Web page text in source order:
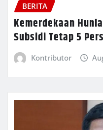
BERITA
Kemerdekaan
Subsidi Tetap 5
Kontributor